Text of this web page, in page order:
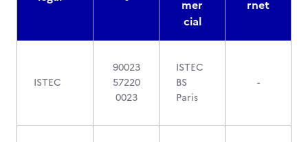
mer
cial
rnet
ISTEC
90023
57220
0023
ISTEC
BS
Paris
-